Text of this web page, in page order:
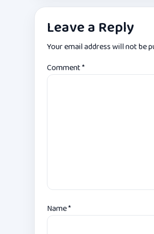
Leave a Reply
Your email address will not be
Comment*
Name*